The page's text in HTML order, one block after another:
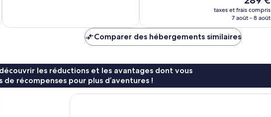
nouveau
prix
taxes et frais compris
7 août - 8 août
Comparer des hébergements similaires
les réductions et les avantages dont vous
de récompenses pour plus d’aventures !